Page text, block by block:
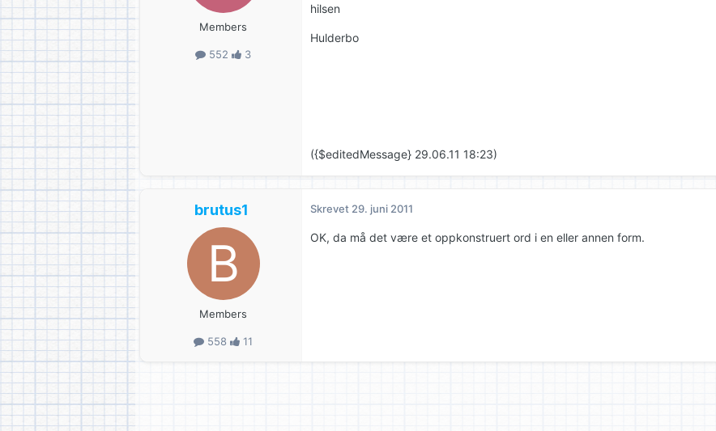
Members
552 3
hilsen
Hulderbo
({$editedMessage} 29.06.11 18:23)
brutus1
Members
558 11
Skrevet 29. juni 2011
OK, da må det være et oppkonstruert ord i en eller annen form.